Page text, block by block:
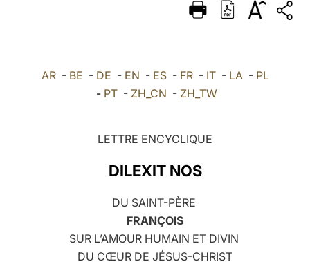
ITALIANO
AR- BE - DE - EN - ES- FR- IT- LA- PL
- PT- ZH_CN - ZH_TW
LETTRE ENCYCLIQUE
DILEXIT NOS
DU SAINT-PÈRE
FRANÇOIS
SUR L’AMOUR HUMAIN ET DIVIN
DU CŒUR DE JÉSUS-CHRIST